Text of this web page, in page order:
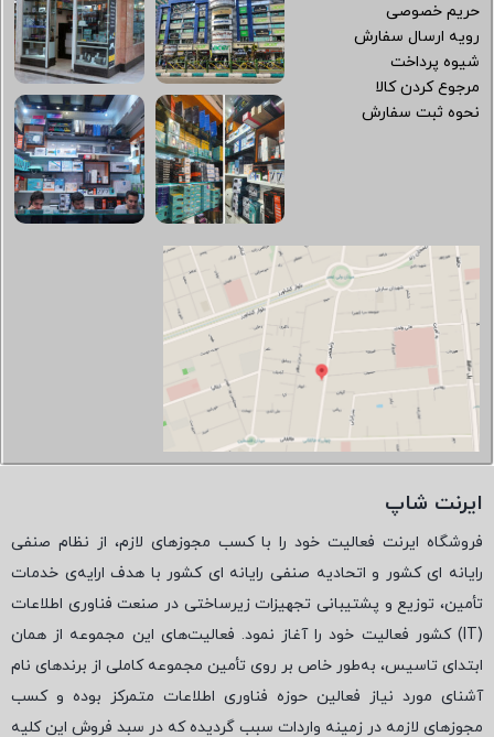
حریم خصوصی
رویه ارسال سفارش
شیوه پرداخت
مرجوع کردن کالا
نحوه ثبت سفارش
ایرنت شاپ
فروشگاه ایرنت فعالیت خود را با کسب مجوزهای لازم، از نظام صنفی
رایانه ای کشور و اتحادیه صنفی رایانه ای کشور با هدف ارایه‌ی خدمات
تأمین، توزیع و پشتیبانی تجهیزات زیرساختی در صنعت فناوری اطلاعات
(
IT) کشور فعالیت خود را آغاز نمود. فعالیت‌های این مجموعه از همان
ابتدای تاسیس، به‌طور خاص بر روی تأمین مجموعه کاملی از برندهای نام
آشنای مورد نیاز فعالین حوزه فناوری اطلاعات متمرکز بوده و کسب
مجوزهای لازمه در زمینه واردات سبب گردیده که در سبد فروش این کلیه